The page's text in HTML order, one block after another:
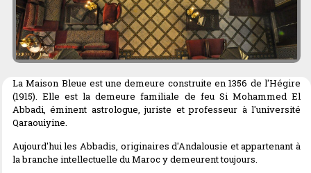
La Maison Bleue est une demeure construite en 1356 de l'Hégire
(1915). Elle est la demeure familiale de feu Si Mohammed El
Abbadi, éminent astrologue, juriste et professeur à l'université
Qaraouiyine.
Aujourd'hui les Abbadis, originaires d'Andalousie et appartenant à
la branche intellectuelle du Maroc y demeurent toujours.